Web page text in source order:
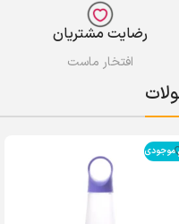
رضایت مشتریان
افتخار ماست
موجودی